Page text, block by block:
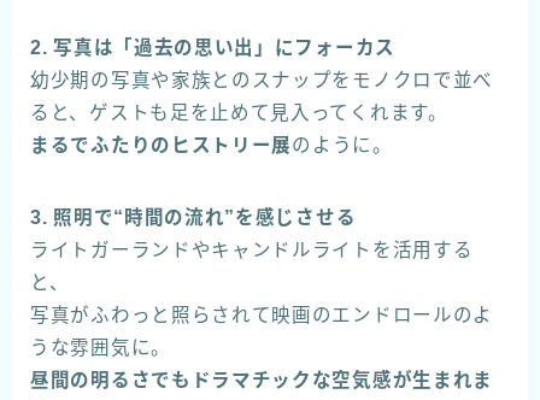
2. 写真は「過去の思い出」にフォーカス
幼少期の写真や家族とのスナップをモノクロで並べ
ると、ゲストも足を止めて見入ってくれます。
まるでふたりのヒストリー展のように。
3. 照明で“時間の流れ”を感じさせる
ライトガーランドやキャンドルライトを活用する
と、
写真がふわっと照らされて映画のエンドロールのよ
うな雰囲気に。
昼間の明るさでもドラマチックな空気感が生まれま